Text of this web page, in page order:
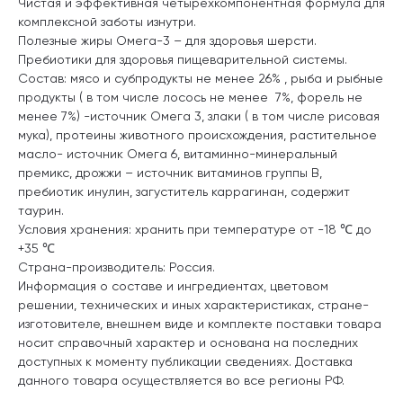
комплексной заботы изнутри.
Полезные жиры Омега-3 – для здоровья шерсти.
Пребиотики для здоровья пищеварительной системы.
Состав: мясо и субпродукты не менее 26% , рыба и рыбные
продукты ( в том числе лосось не менее 7%, форель не
менее 7%) -источник Омега 3, злаки ( в том числе рисовая
мука), протеины животного происхождения, растительное
масло- источник Омега 6, витаминно-минеральный
премикс, дрожжи – источник витаминов группы В,
пребиотик инулин, загуститель каррагинан, содержит
таурин.
Условия хранения: хранить при температуре от -18 ℃ до
+35 ℃
Страна-производитель: Россия.
Информация о составе и ингредиентах, цветовом
решении, технических и иных характеристиках, стране-
изготовителе, внешнем виде и комплекте поставки товара
носит справочный характер и основана на последних
доступных к моменту публикации сведениях. Доставка
данного товара осуществляется во все регионы РФ.